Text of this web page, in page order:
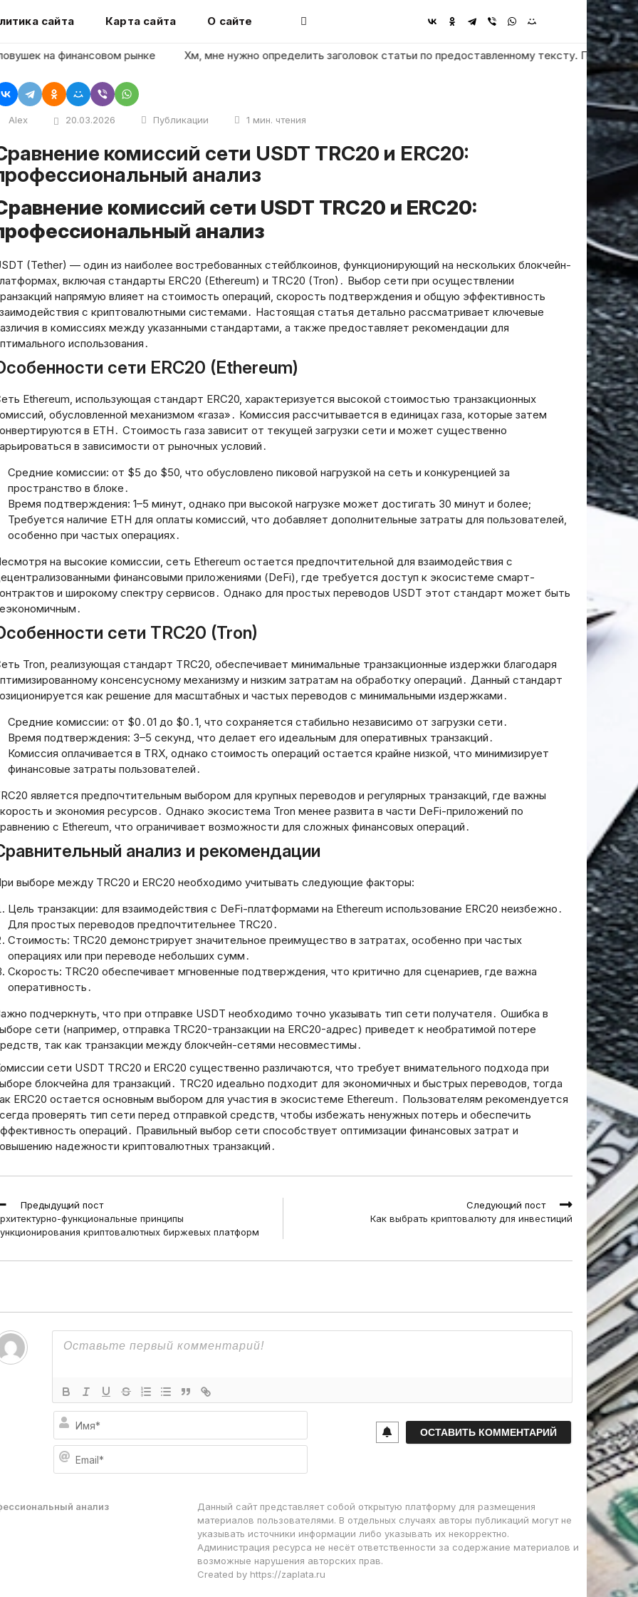
сайта Карта сайта О сайте
на финансовом рынке Хм, мне нужно определить заголовок статьи по предоставленному тексту.
Alex 20.03.2026 Публикации 1 мин. чтения
и ERC20:
анализ
комиссий сети USDT TRC20 и ERC20:
анализ
(Tether) — один из наиболее востребованных стейблкоинов‚ функционирующий на нескольких блокчейн-
включая стандарты ERC20 (Ethereum) и TRC20 (Tron)․ Выбор сети при осуществлении
напрямую влияет на стоимость операций‚ скорость подтверждения и общую эффективность
с криптовалютными системами․ Настоящая статья детально рассматривает ключевые
в комиссиях между указанными стандартами‚ а также предоставляет рекомендации для
использования․
сети ERC20 (Ethereum)
Ethereum‚ использующая стандарт ERC20‚ характеризуется высокой стоимостью транзакционных
обусловленной механизмом «газа»․ Комиссия рассчитывается в единицах газа‚ которые затем
в ETH․ Стоимость газа зависит от текущей загрузки сети и может существенно
в зависимости от рыночных условий․
Средние комиссии: от $5 до $50‚ что обусловлено пиковой нагрузкой на сеть и конкуренцией за
пространство в блоке․
Время подтверждения: 1–5 минут‚ однако при высокой нагрузке может достигать 30 минут и более;
Требуется наличие ETH для оплаты комиссий‚ что добавляет дополнительные затраты для пользователей‚
особенно при частых операциях․
на высокие комиссии‚ сеть Ethereum остается предпочтительной для взаимодействия с
финансовыми приложениями (DeFi)‚ где требуется доступ к экосистеме смарт-
и широкому спектру сервисов․ Однако для простых переводов USDT этот стандарт может быть
сети TRC20 (Tron)
Tron‚ реализующая стандарт TRC20‚ обеспечивает минимальные транзакционные издержки благодаря
консенсусному механизму и низким затратам на обработку операций․ Данный стандарт
как решение для масштабных и частых переводов с минимальными издержками․
Средние комиссии: от $0․01 до $0․1‚ что сохраняется стабильно независимо от загрузки сети․
Время подтверждения: 3–5 секунд‚ что делает его идеальным для оперативных транзакций․
Комиссия оплачивается в TRX‚ однако стоимость операций остается крайне низкой‚ что минимизирует
финансовые затраты пользователей․
является предпочтительным выбором для крупных переводов и регулярных транзакций‚ где важны
и экономия ресурсов․ Однако экосистема Tron менее развита в части DeFi-приложений по
с Ethereum‚ что ограничивает возможности для сложных финансовых операций․
анализ и рекомендации
выборе между TRC20 и ERC20 необходимо учитывать следующие факторы:
Цель транзакции: для взаимодействия с DeFi-платформами на Ethereum использование ERC20 неизбежно․
Для простых переводов предпочтительнее TRC20․
Стоимость: TRC20 демонстрирует значительное преимущество в затратах‚ особенно при частых
операциях или при переводе небольших сумм․
Скорость: TRC20 обеспечивает мгновенные подтверждения‚ что критично для сценариев‚ где важна
оперативность․
подчеркнуть‚ что при отправке USDT необходимо точно указывать тип сети получателя․ Ошибка в
сети (например‚ отправка TRC20-транзакции на ERC20-адрес) приведет к необратимой потере
так как транзакции между блокчейн-сетями несовместимы․
сети USDT TRC20 и ERC20 существенно различаются‚ что требует внимательного подхода при
блокчейна для транзакций․ TRC20 идеально подходит для экономичных и быстрых переводов‚ тогда
ERC20 остается основным выбором для участия в экосистеме Ethereum․ Пользователям рекомендуется
проверять тип сети перед отправкой средств‚ чтобы избежать ненужных потерь и обеспечить
операций․ Правильный выбор сети способствует оптимизации финансовых затрат и
надежности криптовалютных транзакций․
Предыдущий пост
функциональные принципы
криптовалютных биржевых платформ
Следующий пост
Как выбрать криптовалюту для инвестиций
я
l
*
прислал
её
и других
Портфельное
инвестирование: концепция,
принципы и современные
20.03.2026
Хм, мне нужно определить
заголовок статьи, который
В задании сказано, что я
должен ответить только
заголовком на русском
других символов. Пример
показывает, что ответ
должен быть просто “Text
“Text title” без кавычек. Но в
write quotation marks or any
write anything other than the
возможно, просто название,
20.03.2026
Выбор
условиях
года:
20.03.2026
анализ
Данный сайт представляет собой открытую платформу для размещения
материалов пользователями. В отдельных случаях авторы публикаций могут не
указывать источники информации либо указывать их некорректно.
Администрация ресурса не несёт ответственности за содержание материалов и
возможные нарушения авторских прав.
Created by https://zaplata.ru